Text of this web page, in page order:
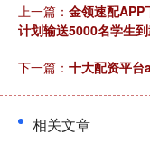
上一篇： 金领速配APP
计划输送5000名学生
下一篇： 十大配资平台
相关文章